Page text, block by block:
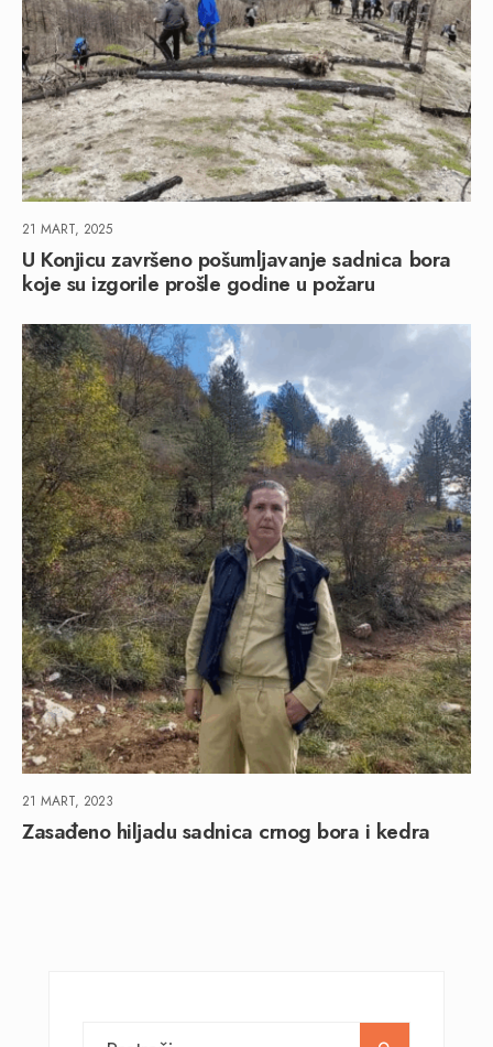
21 MART, 2025
U Konjicu završeno pošumljavanje sadnica bora
koje su izgorile prošle godine u požaru
21 MART, 2023
Zasađeno hiljadu sadnica crnog bora i kedra